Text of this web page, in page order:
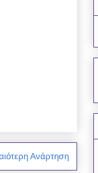
Ανάρτηση